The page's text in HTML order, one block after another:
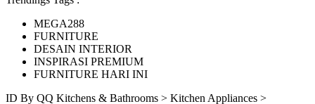
MEGA288
FURNITURE
DESAIN INTERIOR
INSPIRASI PREMIUM
FURNITURE HARI INI
ID By QQ Kitchens & Bathrooms > Kitchen Appliances >